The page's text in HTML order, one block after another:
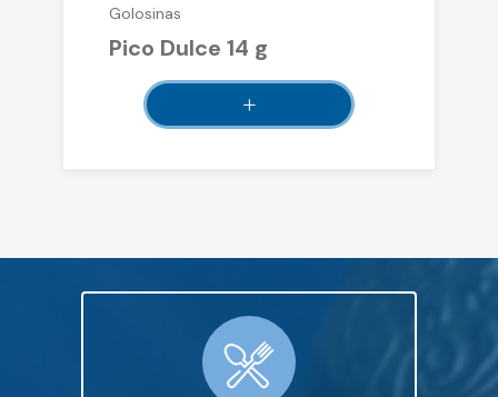
Golosinas
Pico Dulce 14 g